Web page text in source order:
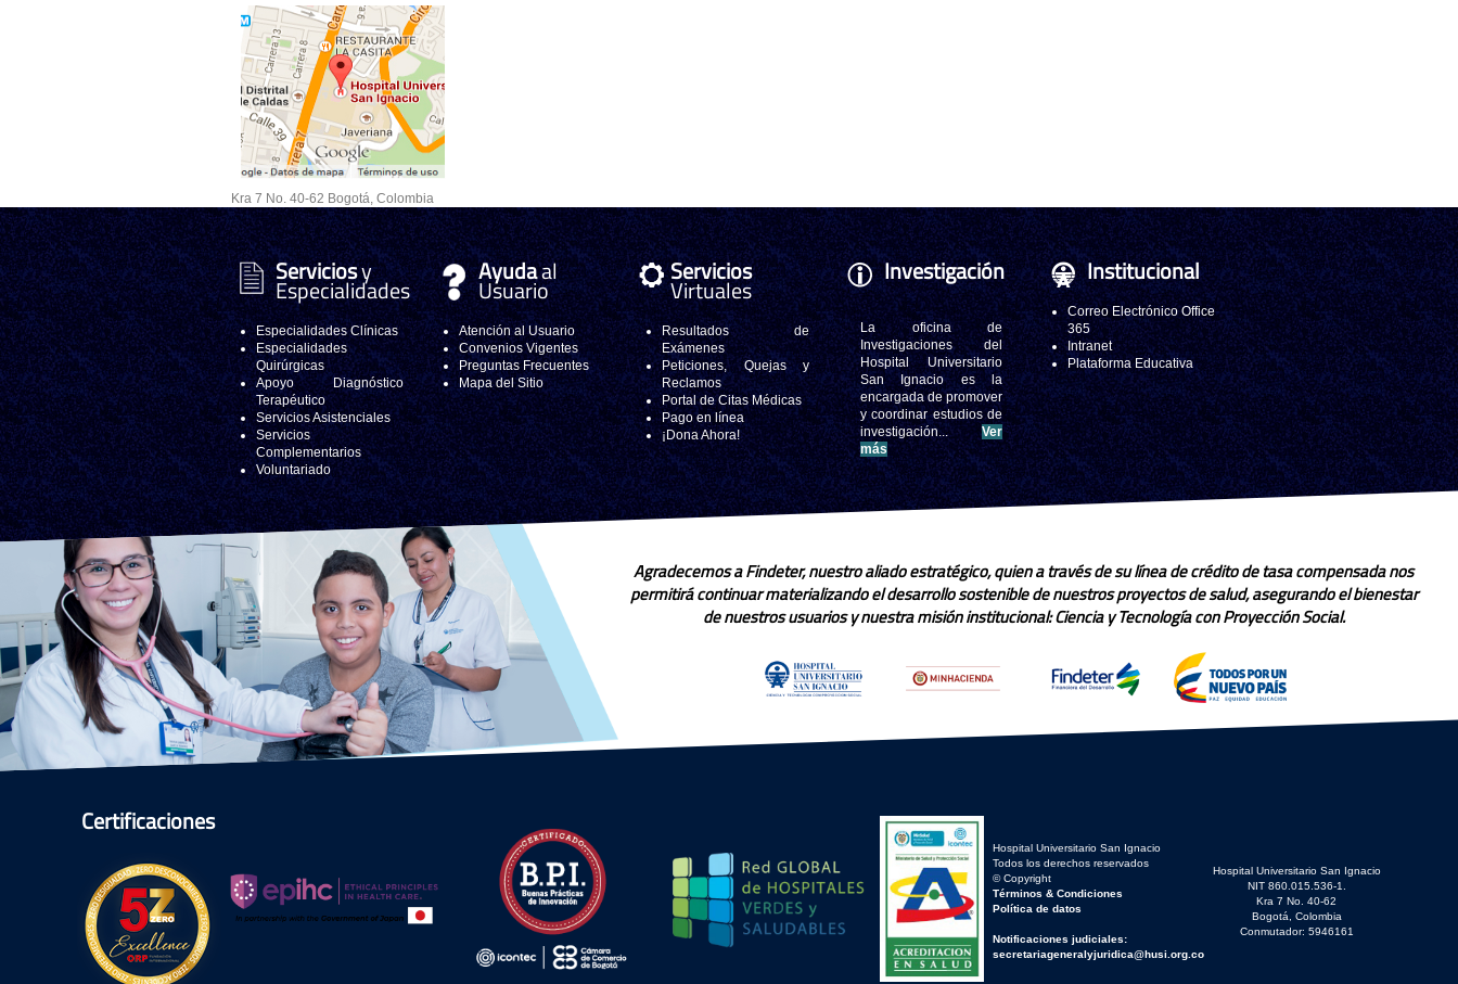
Kra 7 No. 40-62 Bogotá, Colombia
Serviciosy
Especialidades
Especialidades Clínicas
Especialidades
Quirúrgicas
Apoyo Diagnóstico
Terapéutico
Servicios Asistenciales
Servicios
Complementarios
Voluntariado
Ayudaal
Usuario
Atención al Usuario
Convenios Vigentes
Preguntas Frecuentes
Mapa del Sitio
Servicios
Virtuales
Resultados de
Exámenes
Peticiones, Quejas y
Reclamos
Portal de Citas Médicas
Pago en línea
¡Dona Ahora!
Investigación
La oficina de
Investigaciones del
Hospital Universitario
San Ignacio es la
encargada de promover
y coordinar estudios de
investigación... Ver
más
Institucional
Correo Electrónico Office
365
Intranet
Plataforma Educativa
Agradecemos a Findeter, nuestro aliado estratégico, quien a través de su línea de crédito de tasa compensada nos
permitirá continuar materializando el desarrollo sostenible de nuestros proyectos de salud, asegurando el bienestar
de nuestros usuarios y nuestra misión institucional: Ciencia y Tecnología con Proyección Social.
Certificaciones
Hospital Universitario San Ignacio
Todos los derechos reservados
© Copyright
Términos & Condiciones
Política de datos
Notificaciones judiciales:
secretariageneralyjuridica@husi.org.co
Hospital Universitario San Ignacio
NIT 860.015.536-1.
Kra 7 No. 40-62
Bogotá, Colombia
Conmutador: 5946161